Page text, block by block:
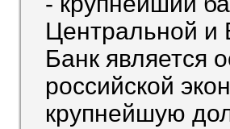
Центральной и
Банк является
российской
крупнейшую